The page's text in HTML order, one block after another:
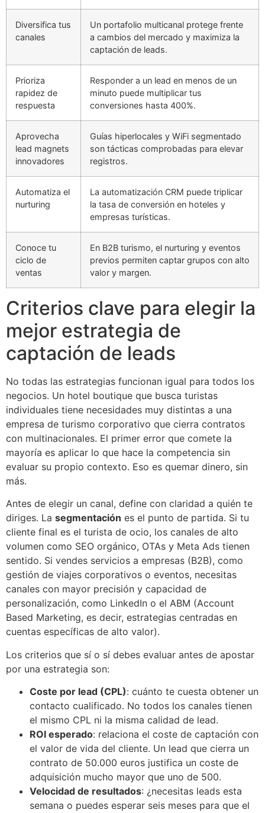
Diversifica tus
canales
Un portafolio multicanal protege frente
a cambios del mercado y maximiza la
captación de leads.
Prioriza
rapidez de
respuesta
Responder a un lead en menos de un
minuto puede multiplicar tus
conversiones hasta 400%.
Aprovecha
lead magnets
innovadores
Guías hiperlocales y WiFi segmentado
son tácticas comprobadas para elevar
registros.
Automatiza el
nurturing
La automatización CRM puede triplicar
la tasa de conversión en hoteles y
empresas turísticas.
Conoce tu
ciclo de
ventas
En B2B turismo, el nurturing y eventos
previos permiten captar grupos con alto
valor y margen.
Criterios clave para elegir la
mejor estrategia de
captación de leads
No todas las estrategias funcionan igual para todos los
negocios. Un hotel boutique que busca turistas
individuales tiene necesidades muy distintas a una
empresa de turismo corporativo que cierra contratos
con multinacionales. El primer error que comete la
mayoría es aplicar lo que hace la competencia sin
evaluar su propio contexto. Eso es quemar dinero, sin
más.
Antes de elegir un canal, define con claridad a quién te
diriges. La segmentación es el punto de partida. Si tu
cliente final es el turista de ocio, los canales de alto
volumen como SEO orgánico, OTAs y Meta Ads tienen
sentido. Si vendes servicios a empresas (B2B), como
gestión de viajes corporativos o eventos, necesitas
canales con mayor precisión y capacidad de
personalización, como LinkedIn o el ABM (Account
Based Marketing, es decir, estrategias centradas en
cuentas específicas de alto valor).
Los criterios que sí o sí debes evaluar antes de apostar
por una estrategia son:
Coste por lead (CPL): cuánto te cuesta obtener un
contacto cualificado. No todos los canales tienen
el mismo CPL ni la misma calidad de lead.
ROI esperado: relaciona el coste de captación con
el valor de vida del cliente. Un lead que cierra un
contrato de 50.000 euros justifica un coste de
adquisición mucho mayor que uno de 500.
Velocidad de resultados: ¿necesitas leads esta
semana o puedes esperar seis meses para que el